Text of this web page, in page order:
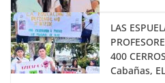
LAS
400
Cabañas,